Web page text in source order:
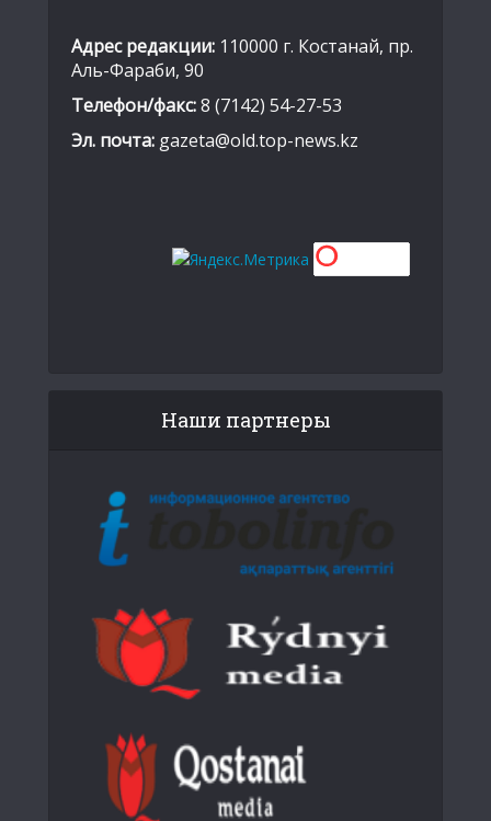
Адрес редакции: 110000 г. Костанай, пр.
Аль-Фараби, 90
Телефон/факс:8 (7142) 54-27-53
Эл. почта: gazeta@old.top-news.kz
Наши партнеры